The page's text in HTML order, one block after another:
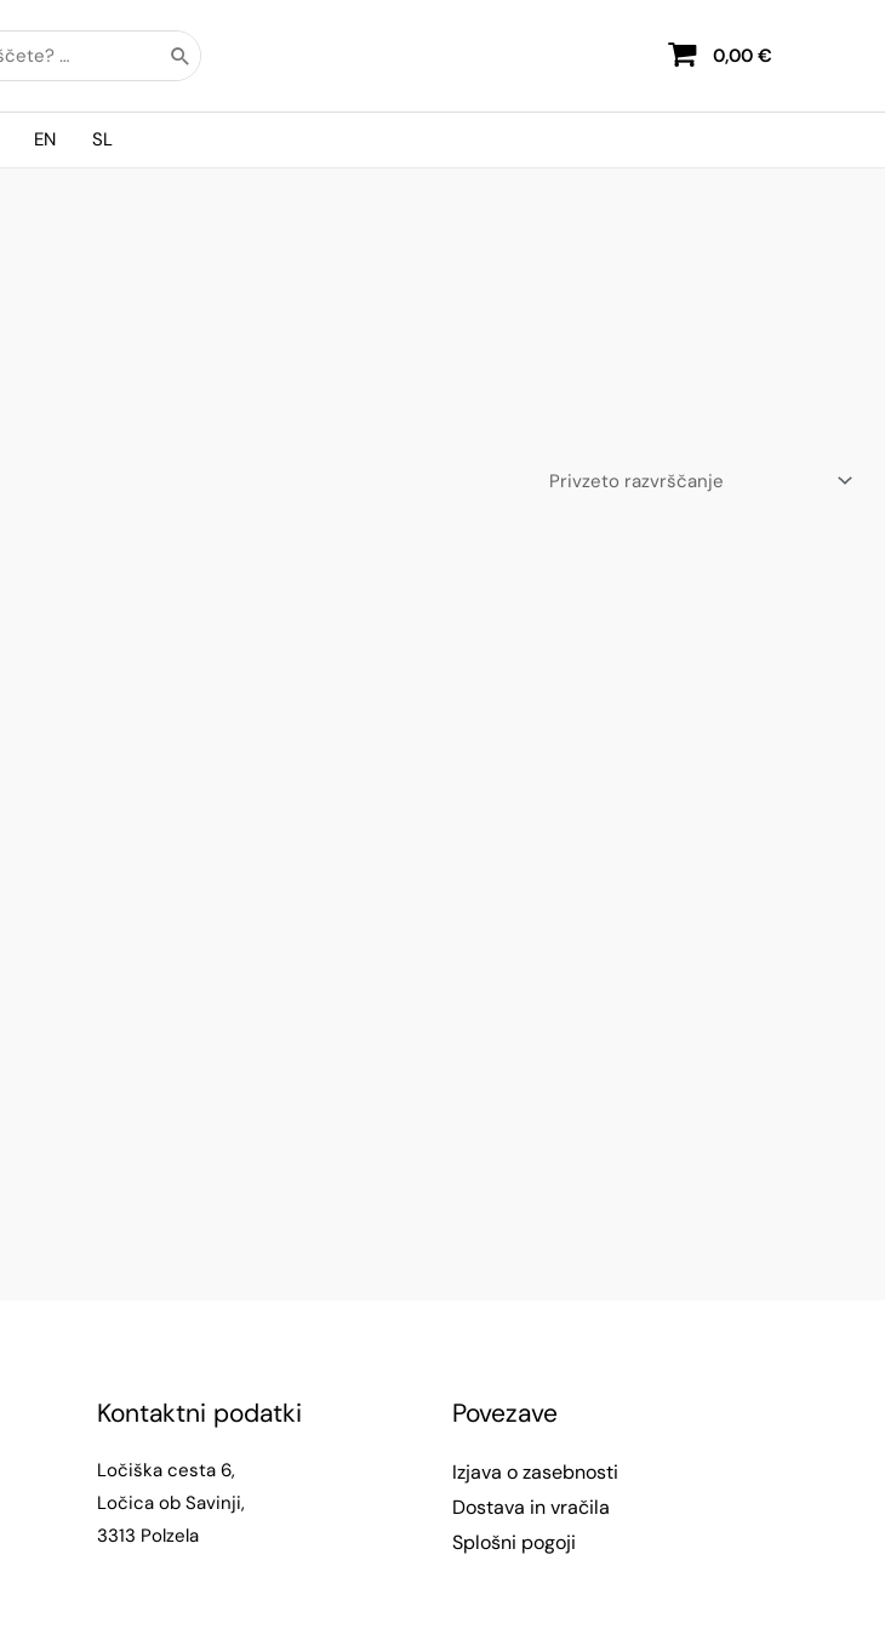
0,00 €
EN SL
Kontaktni podatki
Ločiška cesta 6,
Ločica ob Savinji,
3313 Polzela
Povezave
Izjava o zasebnosti
Dostava in vračila
Splošni pogoji